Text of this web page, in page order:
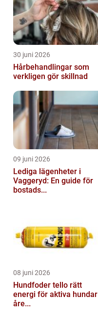
30 juni 2026
Hårbehandlingar som
verkligen gör skillnad
09 juni 2026
Lediga lägenheter i
Vaggeryd: En guide för
bostads...
08 juni 2026
Hundfoder tello rätt
energi för aktiva hundar
åre...